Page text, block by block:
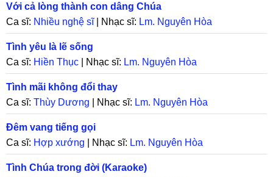
Với cả lòng thành con dâng Chúa
Ca sĩ: Nhiều nghệ sĩ| Nhạc sĩ: Lm. Nguyên Hòa
Tình yêu là lẽ sống
Ca sĩ: Hiền Thục | Nhạc sĩ: Lm. Nguyên Hòa
Tình mãi không đổi thay
Ca sĩ: Thùy Dương | Nhạc sĩ: Lm. Nguyên Hòa
Đêm vang tiếng gọi
Ca sĩ: Hợp xướng | Nhạc sĩ: Lm. Nguyên Hòa
Tình Chúa trong đời (Karaoke)